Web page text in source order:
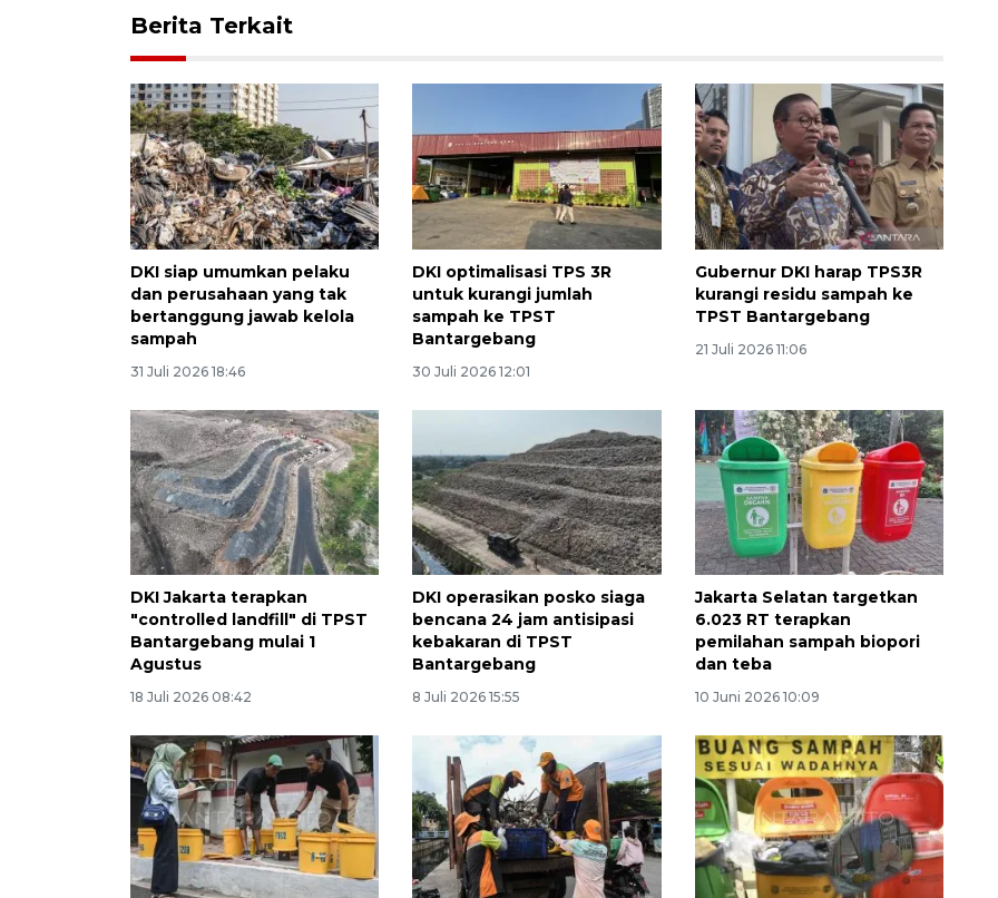
Berita Terkait
DKI siap umumkan pelaku
dan perusahaan yang tak
bertanggung jawab kelola
sampah
31 Juli 2026 18:46
DKI optimalisasi TPS 3R
untuk kurangi jumlah
sampah ke TPST
Bantargebang
30 Juli 2026 12:01
Gubernur DKI harap TPS3R
kurangi residu sampah ke
TPST Bantargebang
21 Juli 2026 11:06
DKI Jakarta terapkan
"controlled landfill" di TPST
Bantargebang mulai 1
Agustus
18 Juli 2026 08:42
DKI operasikan posko siaga
bencana 24 jam antisipasi
kebakaran di TPST
Bantargebang
8 Juli 2026 15:55
Jakarta Selatan targetkan
6.023 RT terapkan
pemilahan sampah biopori
dan teba
10 Juni 2026 10:09
160 ribu sambungan baru
jaringan gas 2026